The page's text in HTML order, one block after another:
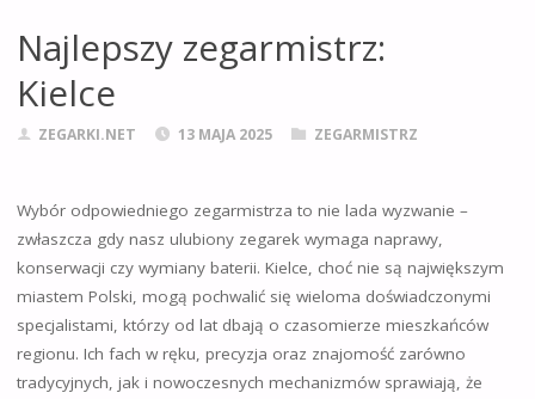
Najlepszy zegarmistrz:
Kielce
ZEGARKI.NET 13 MAJA 2025 ZEGARMISTRZ
Wybór odpowiedniego zegarmistrza to nie lada wyzwanie –
zwłaszcza gdy nasz ulubiony zegarek wymaga naprawy,
konserwacji czy wymiany baterii. Kielce, choć nie są największym
miastem Polski, mogą pochwalić się wieloma doświadczonymi
specjalistami, którzy od lat dbają o czasomierze mieszkańców
regionu. Ich fach w ręku, precyzja oraz znajomość zarówno
tradycyjnych, jak i nowoczesnych mechanizmów sprawiają, że